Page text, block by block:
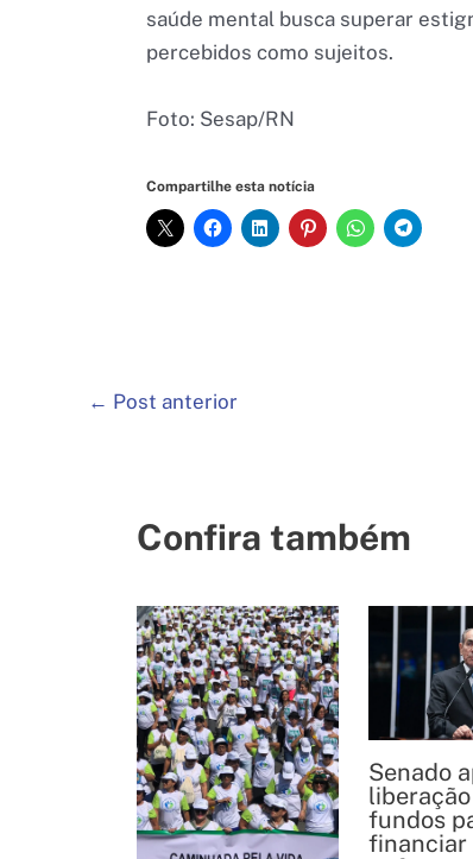
saúde mental busca superar
percebidos como sujeitos.
Foto: Sesap/RN
Compartilhe esta notícia
← Post anterior
Confira também
Senado
fundos
financiar